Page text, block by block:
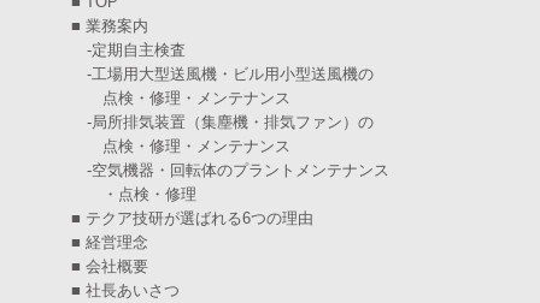
2025年1月(7)
2024年12月(4)
2024年11月(6)
2024年10月(5)
2024年9月(4)
2024年8月(5)
2024年7月(6)
■ 業務案内
-定期自主検査
-工場用大型送風機・ビル用小型送風機の
点検・修理・メンテナンス
-局所排気装置（集塵機・排気ファン）の
点検・修理・メンテナンス
-空気機器・回転体のプラントメンテナンス
・点検・修理
■ テクア技研が選ばれる6つの理由
■ 経営理念
■ 会社概要
■ 社長あいさつ